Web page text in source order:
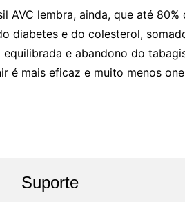
AVC lembra, ainda, que até
diabetes e do colesterol,
e abandono do
é mais eficaz e muito menos
Suporte